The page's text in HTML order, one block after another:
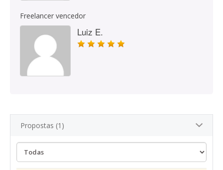
Freelancer vencedor
Luiz E.
Propostas (1)